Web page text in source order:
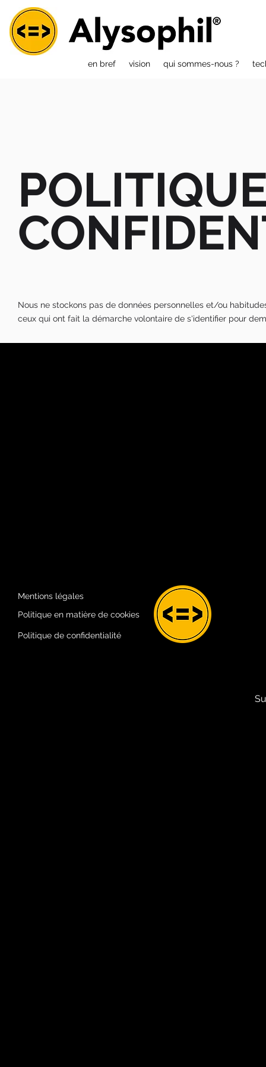
en bref vision qui sommes-nous ?
Nous ne stockons pas de données personnelles et/ou
ceux qui ont fait la démarche volontaire de s'identifier pour
Mentions légales
Politique en matière de cookies
Politique de confidentialité